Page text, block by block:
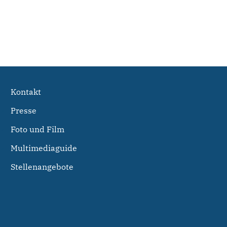
Kontakt
Presse
Foto und Film
Multimediaguide
Stellenangebote